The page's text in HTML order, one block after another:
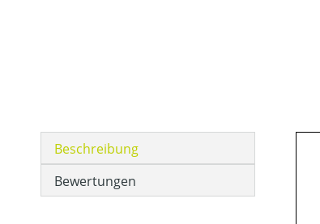
Beschreibung
Bewertungen